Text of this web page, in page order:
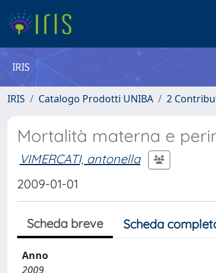
IRIS
IRIS Catalogo Prodotti UNIBA 2
Mortalità materna e
VIMERCATI, antonella
2009-01-01
Scheda breve Scheda
Anno
2009